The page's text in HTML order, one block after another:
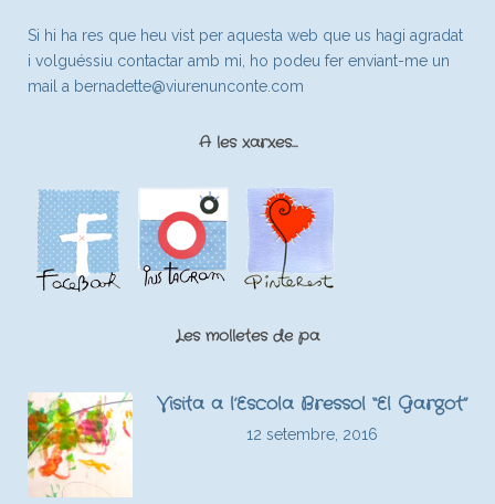
Si hi ha res que heu vist per aquesta web que us hagi agradat
i volguéssiu contactar amb mi, ho podeu fer enviant-me un
mail a bernadette@viurenunconte.com
A les xarxes…
Les molletes de pa
Visita a l’Escola Bressol “El Gargot”
12 setembre, 2016